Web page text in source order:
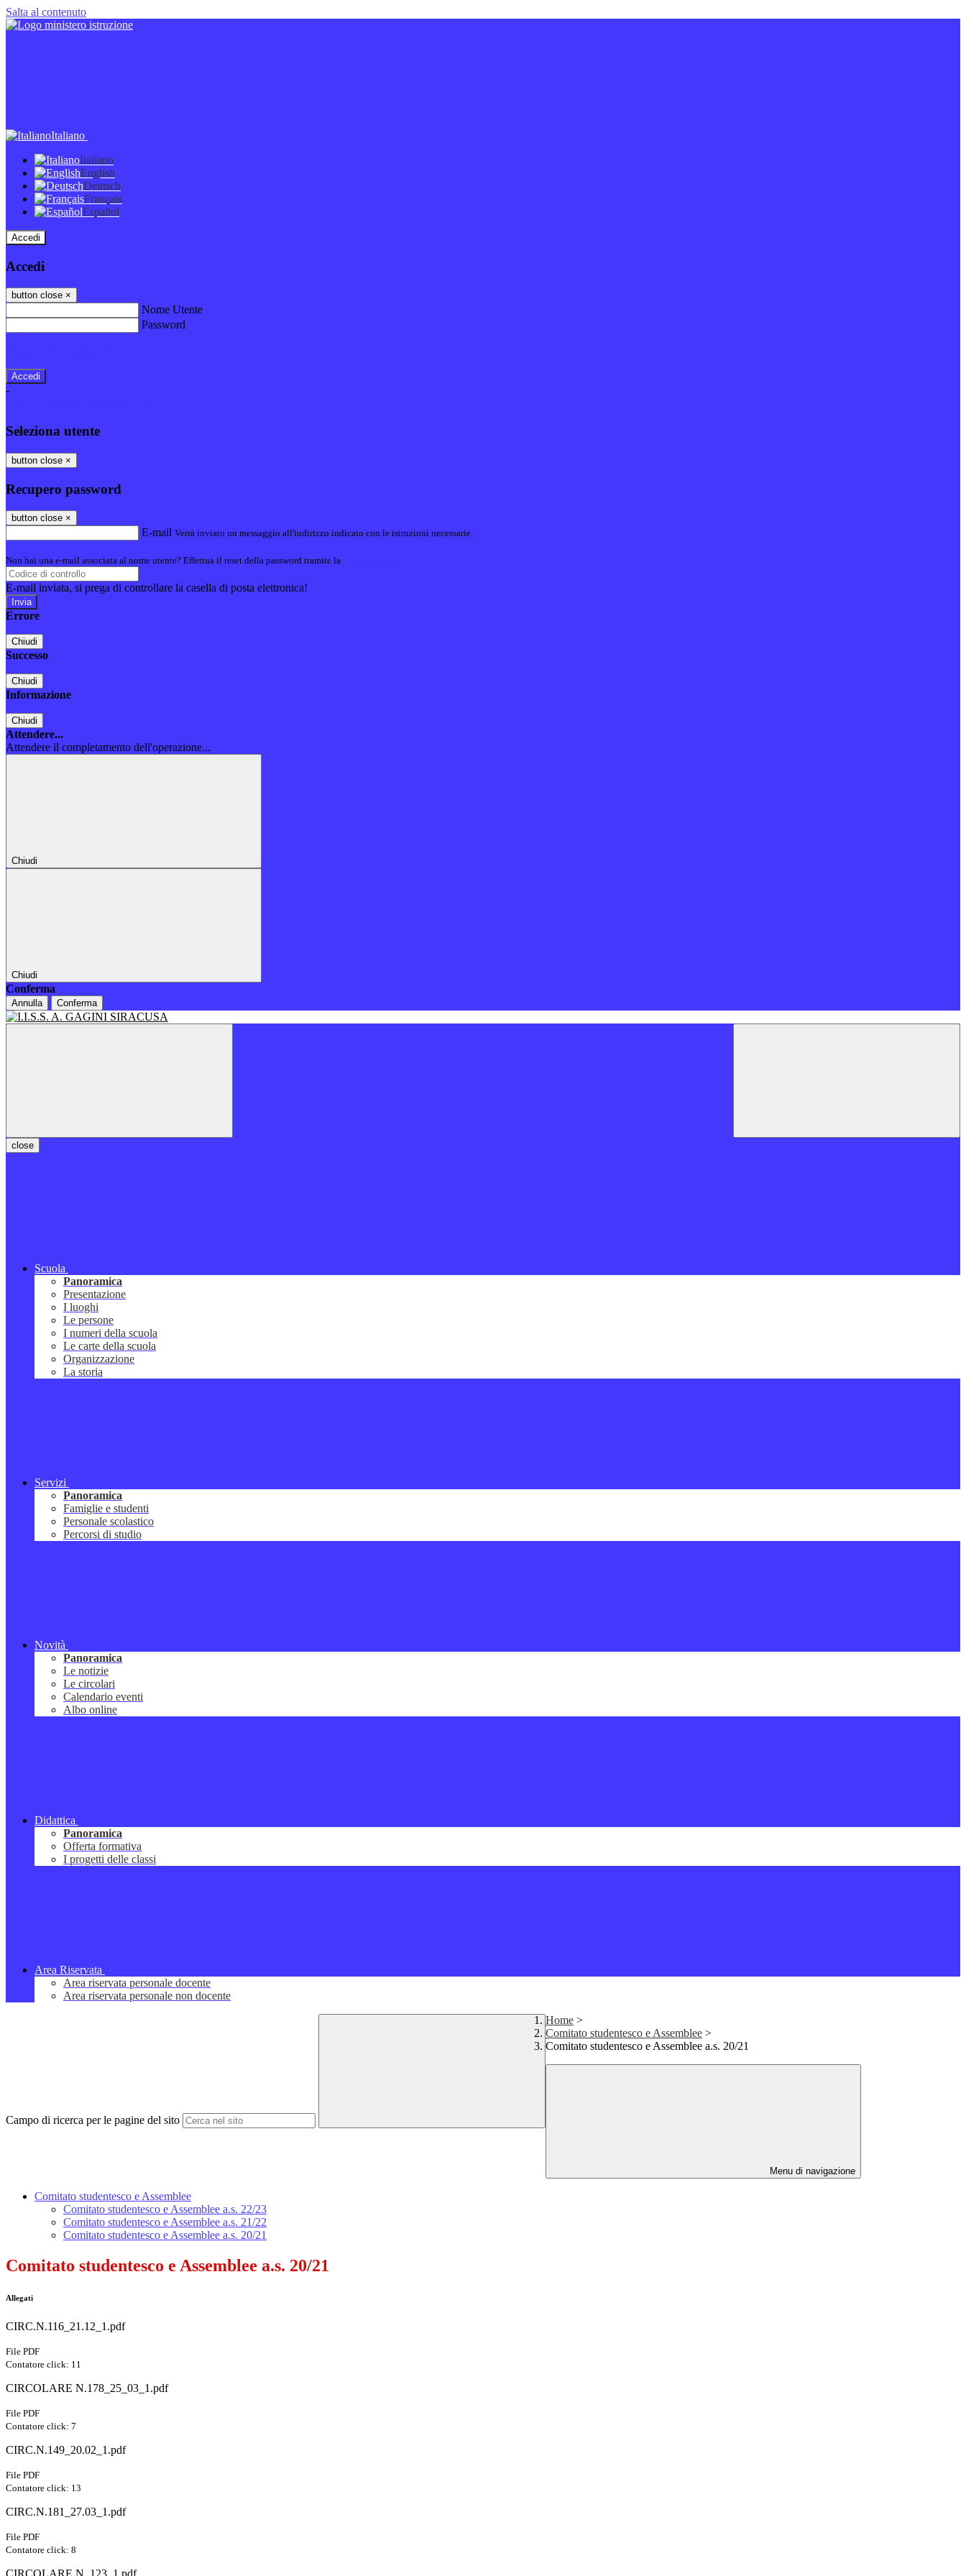
Salta al contenuto
Italiano
Italiano
English
Deutsch
Français
Español
Accedi
Accedi
button close ×
Nome Utente
Password
-
Seleziona utente
button close ×
Recupero password
button close ×
E-mail Verrà inviato un messaggio all'indirizzo indicato con le istruzioni necessarie.
Non hai una e-mail associata al nome utente? Effettua il reset della password tramite la
E-mail inviata, si prega di controllare la casella di posta elettronica!
Errore
Chiudi
Successo
Chiudi
Informazione
Chiudi
Attendere...
Attendere il completamento dell'operazione...
Chiudi
Chiudi
Conferma
Annulla Conferma
close
Scuola
Panoramica
Presentazione
I luoghi
Le persone
I numeri della scuola
Le carte della scuola
Organizzazione
La storia
Servizi
Panoramica
Famiglie e studenti
Personale scolastico
Percorsi di studio
Novità
Panoramica
Le notizie
Le circolari
Calendario eventi
Albo online
Didattica
Panoramica
Offerta formativa
I progetti delle classi
Area Riservata
Area riservata personale docente
Area riservata personale non docente
Campo di ricerca per le pagine del sito
Home >
Comitato studentesco e Assemblee >
Comitato studentesco e Assemblee a.s. 20/21
Menu di navigazione
Comitato studentesco e Assemblee
Comitato studentesco e Assemblee a.s. 22/23
Comitato studentesco e Assemblee a.s. 21/22
Comitato studentesco e Assemblee a.s. 20/21
Comitato studentesco e Assemblee a.s. 20/21
Allegati
CIRC.N.116_21.12_1.pdf
File PDF
Contatore click: 11
CIRCOLARE N.178_25_03_1.pdf
File PDF
Contatore click: 7
CIRC.N.149_20.02_1.pdf
File PDF
Contatore click: 13
CIRC.N.181_27.03_1.pdf
File PDF
Contatore click: 8